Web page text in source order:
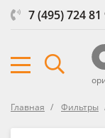
7 (495) 724 81
Главная Фильтры